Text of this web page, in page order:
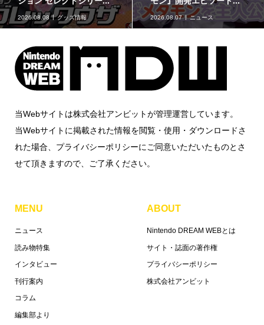
2026.08.07 グッズ情報 2026.08.07 グッズ情報
当Webサイトは株式会社アンビットが管理運営しています。
当Webサイトに掲載された情報を閲覧・使用・ダウンロードさ
れた場合、プライバシーポリシーにご同意いただいたものとさ
せて頂きますので、ご了承ください。
MENU
ニュース
読み物特集
インタビュー
刊行案内
コラム
編集部より
ABOUT
Nintendo DREAM WEBとは
サイト・誌面の著作権
プライバシーポリシー
株式会社アンビット